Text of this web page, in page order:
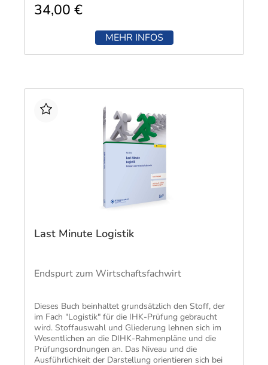
34,00 €
MEHR INFOS
Last Minute Logistik
Endspurt zum Wirtschaftsfachwirt
Dieses Buch beinhaltet grundsätzlich den Stoff, der
im Fach "Logistik" für die IHK-Prüfung gebraucht
wird. Stoffauswahl und Gliederung lehnen sich im
Wesentlichen an die DIHK-Rahmenpläne und die
Prüfungsordnungen an. Das Niveau und die
Ausführlichkeit der Darstellung orientieren sich bei